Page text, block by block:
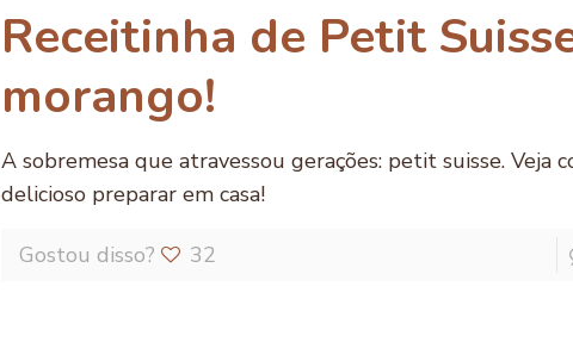
Receitinha de Petit
morango!
A sobremesa que atravessou gerações: petit suisse. Veja
delicioso preparar em casa!
Gostou disso? 32